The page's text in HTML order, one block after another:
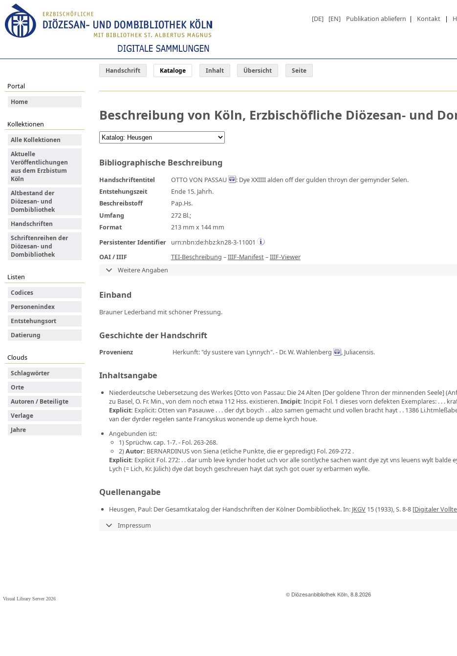
© Diözesanbibliothek Köln, 8.8.2026
Visual Library Server 2026
[DE] [EN] Publikation abliefern | Kontakt |
Handschrift Kataloge Inhalt Übersicht Seite
Portal
Home
Kollektionen
Alle Kollektionen
Aktuelle
Veröffentlichungen
aus dem Erzbistum
Köln
Altbestand der
Diözesan- und
Dombibliothek
Handschriften
Schriftenreihen der
Diözesan- und
Dombibliothek
Listen
Codices
Personenindex
Entstehungsort
Datierung
Clouds
Schlagwörter
Orte
Autoren / Beteiligte
Verlage
Jahre
Beschreibung von Köln, Erzbischöfliche Diözesan- und
Bibliographische Beschreibung
Handschriftentitel OTTO VON PASSAU
: Dye XXIIII alden off der gulden throyn der gemynder Selen.
Entstehungszeit
Ende 15. Jahrh.
Beschreibstoff
Pap.Hs.
Umfang
272 Bl.;
Format
213 mm x 144 mm
Persistenter Identifier
urn:nbn:de:hbz:kn28-3-11001
OAI / IIIF
TEI-Beschreibung –IIIF-Manifest–IIIF-Viewer
Weitere Angaben
Einband
Brauner Lederband mit schöner Pressung.
Geschichte der Handschrift
Provenienz Herkunft: "dy sustere van Lynnych". - Dr. W. Wahlenberg , Juliacensis.
Inhaltsangabe
Niederdeutsche Uebersetzung des Werkes [Otto von Passau: Die 24 Alten [Der goldene Thron der minnenden Seele]
zu Basel, O. Fr. Min., von dem noch etwa 112 Hss. existieren.Incipit: Incipit Fol. 1 dieses vorn defekten Exemplares: . . .
Explicit: Explicit: Otten van Pasauwe . . . der dyt boych . . alzo samen gemacht und vollen bracht hayt . . 1386
van der dyrder regelen sante Francyskus wonende up deme kyrch houe.
Angebunden ist:
1) Sprüchw. cap. 1-7. - Fol. 263-268.
2)Autor: BERNARDINUS von Siena (etliche Punkte, die er gepredigt) Fol. 269-272 .
Explicit: Explicit Fol. 272: . . dar umb leve kynder hodet uch vor alle sontlyche sachen want dye zyt vns leuens wylt balde
Lych (= Lich, Kr. Jülich) dye dat boych geschreuen hayt dat sych got ouer sy erbarmen wylle.
Quellenangabe
Heusgen, Paul: Der Gesamtkatalog der Handschriften der Kölner Dombibliothek. In: JKGV 15 (1933), S. 8-8 [Digitaler
Impressum